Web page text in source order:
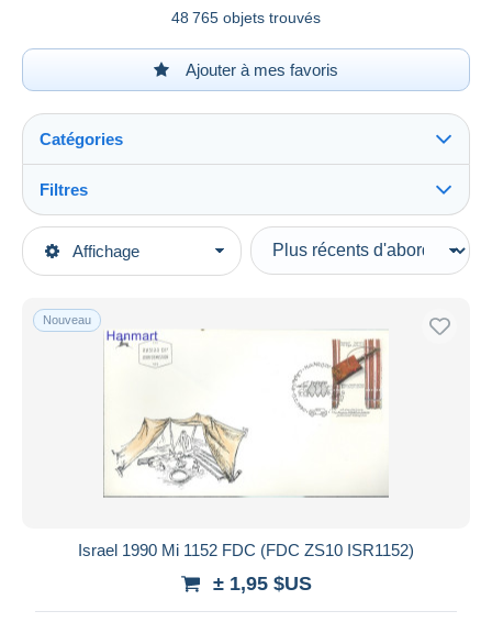
48 765 objets trouvés
Ajouter à mes favoris
Affichage
Catégories
Catégories principales
Thèmes
Filtres
Types de vente
En cours
Prix fixes
Enchères avec offres
Enchères sans offres
Toutes les durées
depuis
jours
Nouveau
Israel 1990 Mi 1152 FDC (FDC ZS10 ISR1152)
± 1,95 $US